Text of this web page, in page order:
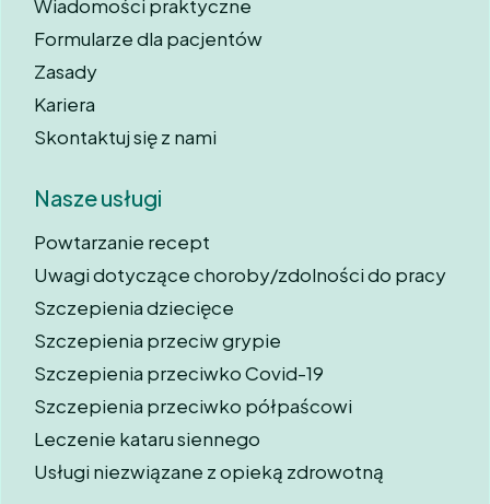
Wiadomości praktyczne
Formularze dla pacjentów
Zasady
Kariera
Skontaktuj się z nami
Nasze usługi
Powtarzanie recept
Uwagi dotyczące choroby/zdolności do pracy
Szczepienia dziecięce
Szczepienia przeciw grypie
Szczepienia przeciwko Covid-19
Szczepienia przeciwko półpaścowi
Leczenie kataru siennego
Usługi niezwiązane z opieką zdrowotną